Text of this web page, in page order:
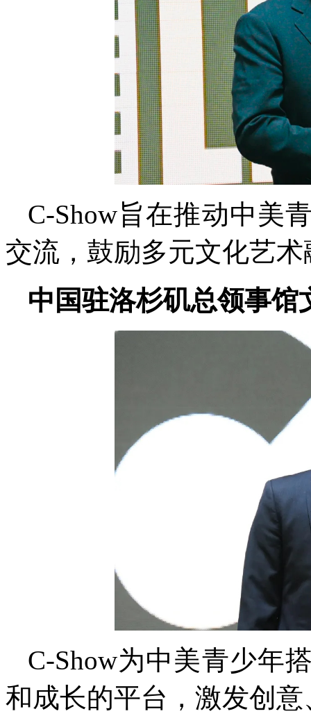
C-Show旨在推动中美
交流，鼓励多元文化艺
中国驻洛杉矶总领事馆
C-Show为中美青少年
和成长的平台，激发创